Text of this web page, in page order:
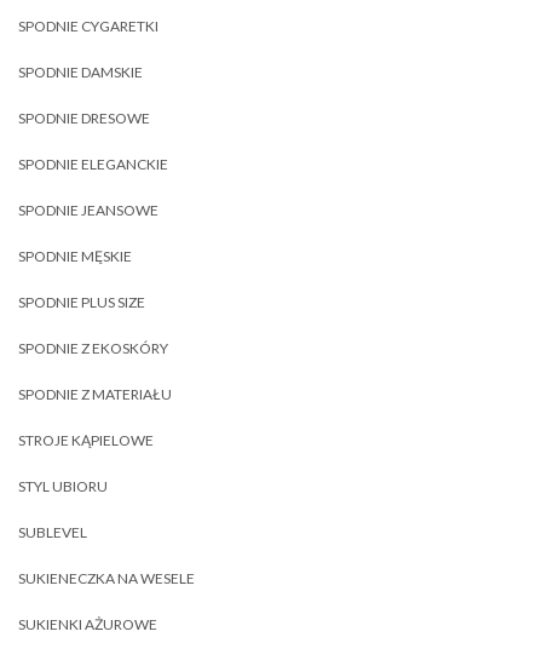
SPODNIE CYGARETKI
SPODNIE DAMSKIE
SPODNIE DRESOWE
SPODNIE ELEGANCKIE
SPODNIE JEANSOWE
SPODNIE MĘSKIE
SPODNIE PLUS SIZE
SPODNIE Z EKOSKÓRY
SPODNIE Z MATERIAŁU
STROJE KĄPIELOWE
STYL UBIORU
SUBLEVEL
SUKIENECZKA NA WESELE
SUKIENKI AŻUROWE